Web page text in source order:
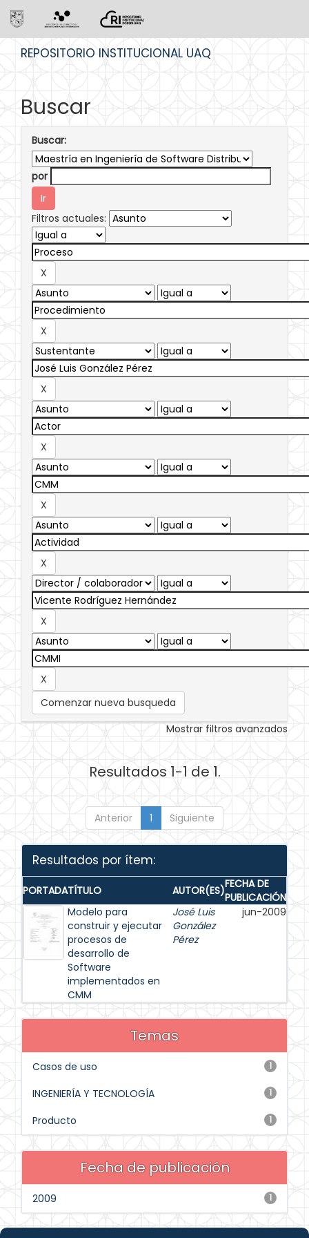
REPOSITORIO INSTITUCIONAL UAQ
Buscar
Buscar:
por
Filtros actuales:
Comenzar nueva busqueda
Mostrar filtros avanzados
Resultados 1-1 de 1.
Anterior 1 Siguiente
Resultados por ítem:
PORTADATÍTULO AUTOR(ES)FECHA DE
PUBLICACIÓN
Modelo para
construir y ejecutar
procesos de
desarrollo de
Software
implementados en
CMM
José Luis
González
Pérez
jun-2009
Temas
1
Casos de uso
1
INGENIERÍA Y TECNOLOGÍA
1
Producto
Fecha de publicación
1
2009